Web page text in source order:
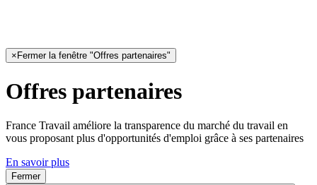
× Fermer la fenêtre "Offres partenaires"
Offres partenaires
France Travail améliore la transparence du marché du travail en
vous proposant plus d'opportunités d'emploi grâce à ses partenaires
En savoir plus
Fermer